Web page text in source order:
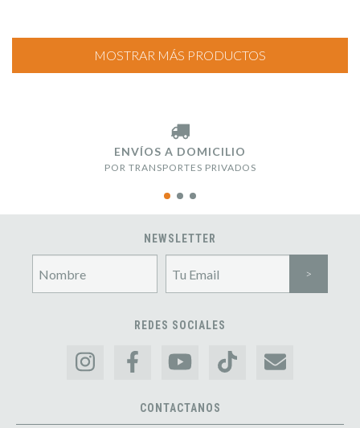
MOSTRAR MÁS PRODUCTOS
ENVÍOS A DOMICILIO
POR TRANSPORTES PRIVADOS
NEWSLETTER
REDES SOCIALES
CONTACTANOS